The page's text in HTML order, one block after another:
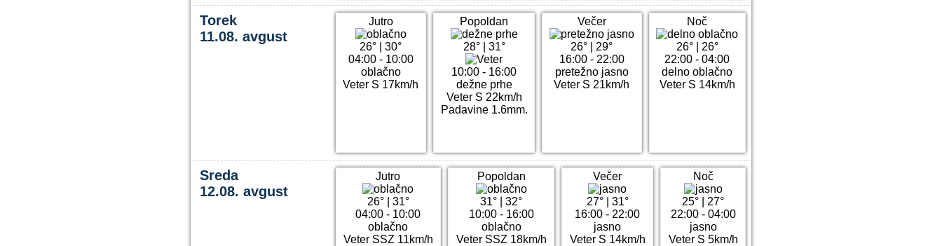
Torek
11.08. avgust
Jutro
26° |30°
04:00 - 10:00
oblačno
Veter S 17km/h
Popoldan
28°| 31°
10:00 - 16:00
dežne prhe
Veter S 22km/h
Padavine 1.6mm.
Večer
26°
29°
16:00 - 22:00
pretežno jasno
Veter S 21km/h
Noč
26°| 26°
22:00 - 04:00
delno oblačno
Veter S 14km/h
Sreda
12.08. avgust
Jutro
26°| 31°
04:00 - 10:00
oblačno
Veter SSZ 11km/h
Popoldan
31° |32°
10:00 - 16:00
oblačno
Veter SSZ 18km/h
Večer
27°| 31°
16:00 - 22:00
jasno
Veter S 14km/h
Noč
25°
27°
22:00 - 04:00
jasno
Veter S 5km/h